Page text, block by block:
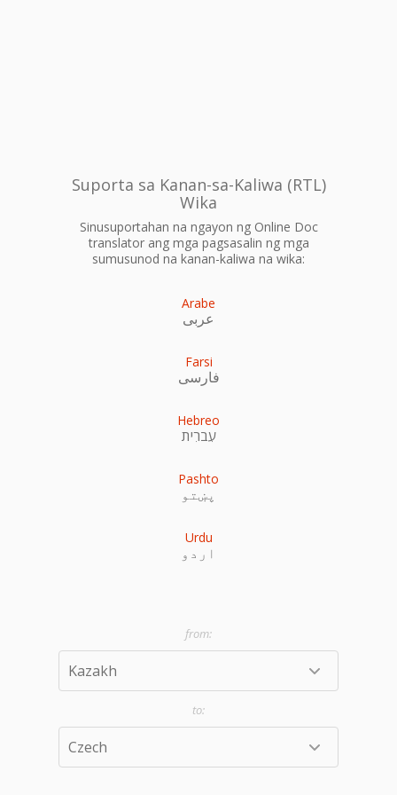
Suporta sa Kanan-sa-Kaliwa (RTL)
Wika
Sinusuportahan na ngayon ng Online Doc
translator ang mga pagsasalin ng mga
sumusunod na kanan-kaliwa na wika:
Arabe
عربى
Farsi
فارسی
Hebreo
עִברִית
Pashto
پښتو
Urdu
اردو